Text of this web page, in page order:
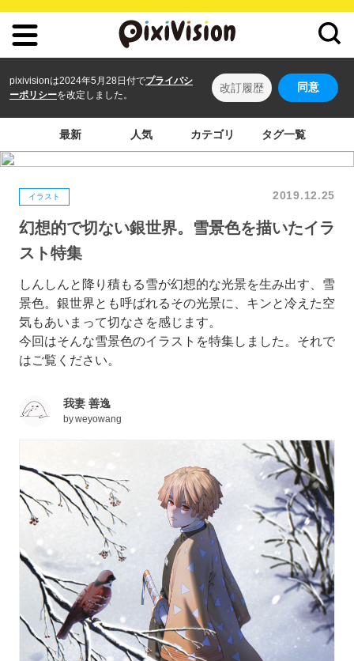
pixivisionは2024年5月28日付でプライバシ
ーポリシーを改定しました。
改訂履歴 同意
最新 人気 カテゴリ タグ一覧
イラスト 2019.12.25
幻想的で切ない銀世界。雪景色を描いたイラ
スト特集
しんしんと降り積もる雪が幻想的な光景を生み出す、雪
景色。銀世界とも呼ばれるその光景に、キンと冷えた空
気もあいまって切なさを感じます。
今回はそんな雪景色のイラストを特集しました。それで
はご覧ください。
我妻 善逸
byweyowang